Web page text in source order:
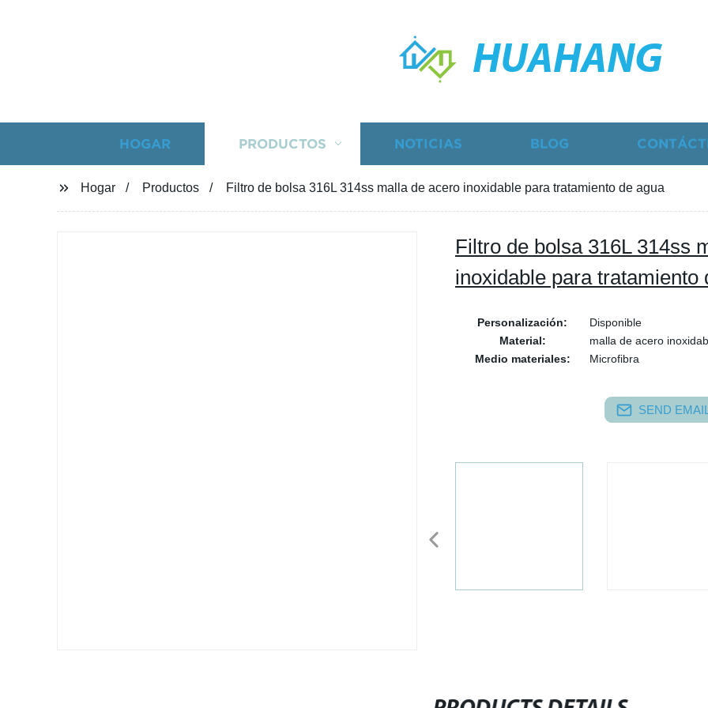
HUAHANG
HOGAR PRODUCTOS NOTICIAS BLOG
Hogar Productos Filtro de bolsa 316L 314ss malla de acero inoxidable para tratamiento de agua
Filtro de bolsa 316L 314ss
inoxidable para tratamiento
Personalización:
Disponible
Material:
malla de acero
Medio materiales:
Microfibra
SEND